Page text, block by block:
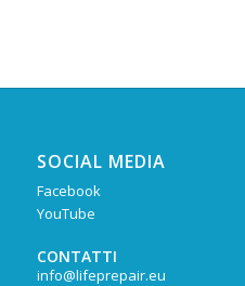
SOCIAL MEDIA
Facebook
YouTube
CONTATTI
info@lifeprepair.eu